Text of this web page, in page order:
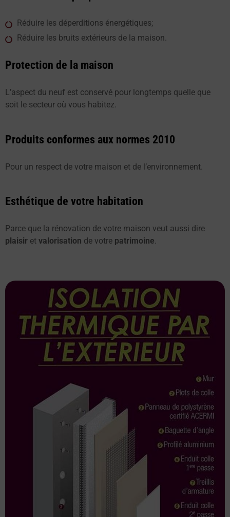
Réduire les déperditions énergétiques;
Réduire les bruits extérieurs de la maison.
Protection de la maison
L’aspect du neuf est conservé pour longtemps quelle que
soit le secteur où vous habitez.
Produits conformes aux normes 2010
Pour un respect de votre maison et de l’environnement.
Esthétique de votre habitation
Parce que la rénovation de votre maison veut aussi dire
plaisir et valorisation de votre patrimoine.